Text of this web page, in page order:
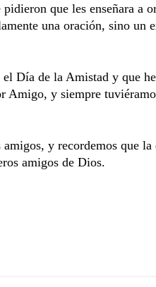
que les enseñara a
una oración, sino un
Día de la Amistad y que
Amigo, y siempre
y recordemos que la
amigos de Dios.